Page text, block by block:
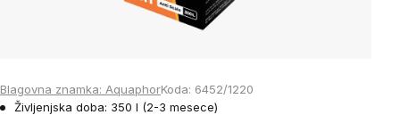
Blagovna znamka: AquaphorKoda: 6452/1220
Življenjska doba: 350 l (2-3 mesece)